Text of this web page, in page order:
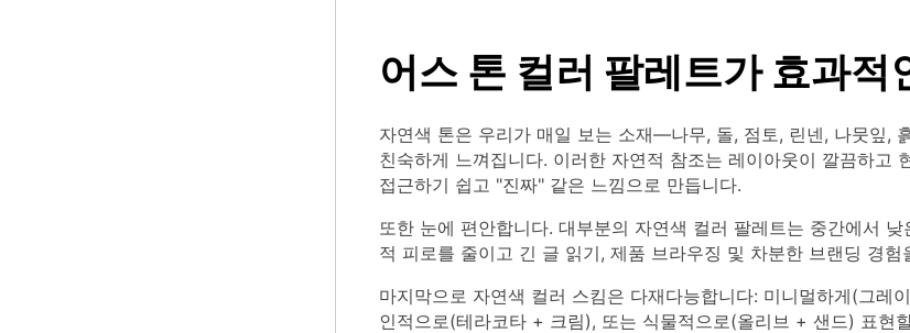
어스 톤 컬러 팔레트가 효과적
자연색 톤은 우리가 매일 보는 소재—나무, 돌, 점토, 린넨, 나뭇잎,
친숙하게 느껴집니다. 이러한 자연적 참조는 레이아웃이 깔끔하고
접근하기 쉽고 "진짜" 같은 느낌으로 만듭니다.
또한 눈에 편안합니다. 대부분의 자연색 컬러 팔레트는 중간에서
적 피로를 줄이고 긴 글 읽기, 제품 브라우징 및 차분한 브랜딩 경험
마지막으로 자연색 컬러 스킴은 다재다능합니다: 미니멀하게(그레
인적으로(테라코타 + 크림), 또는 식물적으로(올리브 + 샌드) 표현